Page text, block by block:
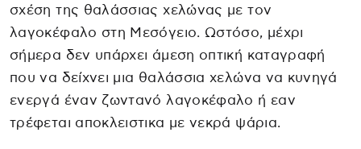
σχέση της θαλάσσιας χελώνας με τον
λαγοκέφαλο στη Μεσόγειο. Ωστόσο, μέχρι
σήμερα δεν υπάρχει άμεση οπτική καταγραφή
που να δείχνει μια θαλάσσια χελώνα να κυνηγά
ενεργά έναν ζωντανό λαγοκέφαλο ή εαν
τρέφεται αποκλειστικα με νεκρά ψάρια.